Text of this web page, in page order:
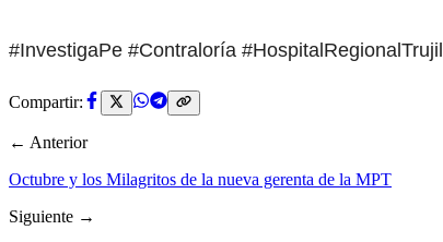
#InvestigaPe #Contraloría
Compartir:
← Anterior
Octubre y los Milagritos de la nueva gerenta de la MPT
Siguiente →